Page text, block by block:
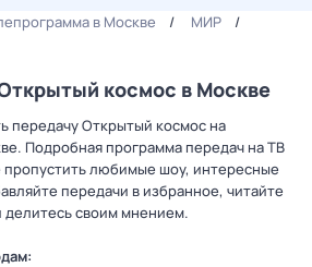
в Москве
МИР
космос в Москве
передачу Открытый космос на
Подробная программа передач на ТВ
любимые шоу, интересные
передачи в избранное, читайте
своим мнением.